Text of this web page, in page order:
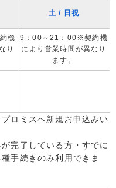
土 / 日祝
機
り
9：00～21：00※契約機
により営業時間が異なり
ます。
ロミスへ新規お申込みい
完了している方・すでに
手続きのみ利用できま